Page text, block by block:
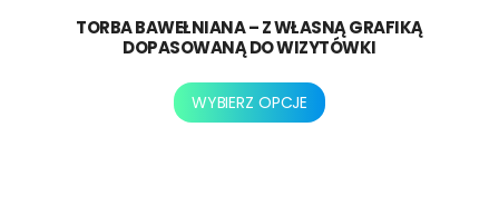
TORBA BAWEŁNIANA – Z WŁASNĄ GRAFIKĄ
DOPASOWANĄ DO WIZYTÓWKI
WYBIERZ OPCJE
Ten